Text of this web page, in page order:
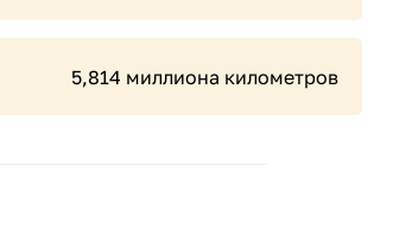
5,814 миллиона километров